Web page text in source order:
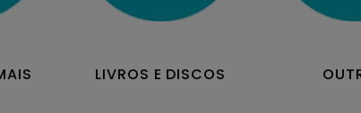
LIVROS E DISCOS